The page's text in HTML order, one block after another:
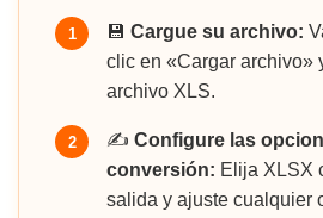
1 💾 Cargue su archivo:
clic en «Cargar archivo»
archivo XLS.
2 ✍️ Configure las
conversión: Elija XLSX
salida y ajuste cualquier